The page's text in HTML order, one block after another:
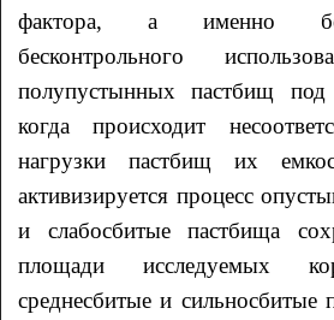
фактора, а именно
бесконтрольного
полупустынных пастбищ
когда происходит
нагрузки пастбищ их
активизируется процесс
и слабосбитые пастбища
площади исследуемых
среднесбитые и сильносбитые